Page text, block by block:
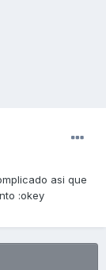
asi que
:okey